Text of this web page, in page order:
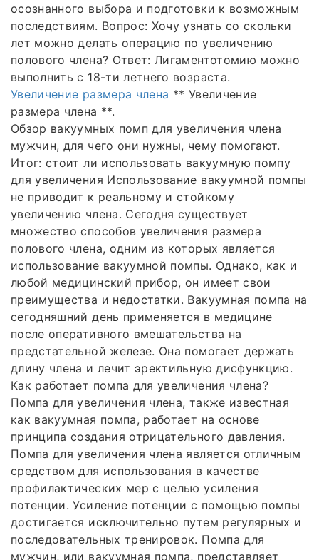
осознанного выбора и подготовки к возможным
последствиям. Вопрос: Хочу узнать со скольки
лет можно делать операцию по увеличению
полового члена? Ответ: Лигаментотомию можно
выполнить с 18-ти летнего возраста.
Увеличение размера члена ** Увеличение
размера члена **.
Обзор вакуумных помп для увеличения члена
мужчин, для чего они нужны, чему помогают.
Итог: стоит ли использовать вакуумную помпу
для увеличения Использование вакуумной помпы
не приводит к реальному и стойкому
увеличению члена. Сегодня существует
множество способов увеличения размера
полового члена, одним из которых является
использование вакуумной помпы. Однако, как и
любой медицинский прибор, он имеет свои
преимущества и недостатки. Вакуумная помпа на
сегодняшний день применяется в медицине
после оперативного вмешательства на
предстательной железе. Она помогает держать
длину члена и лечит эректильную дисфункцию.
Как работает помпа для увеличения члена?
Помпа для увеличения члена, также известная
как вакуумная помпа, работает на основе
принципа создания отрицательного давления.
Помпа для увеличения члена является отличным
средством для использования в качестве
профилактических мер с целью усиления
потенции. Усиление потенции с помощью помпы
достигается исключительно путем регулярных и
последовательных тренировок. Помпа для
мужчин, или вакуумная помпа, представляет